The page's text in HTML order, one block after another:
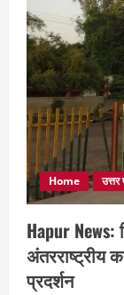
Home
Hapur News:
अंतरराष्ट्रीय
प्रदर्शन